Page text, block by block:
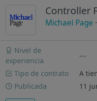
Controller
Michael Page ·
Nivel de
experiencia
---
Tipo de contrato
A
Publicada
11